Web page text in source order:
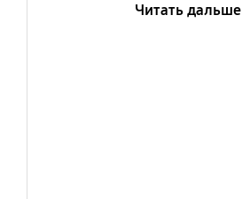
Читать дальше